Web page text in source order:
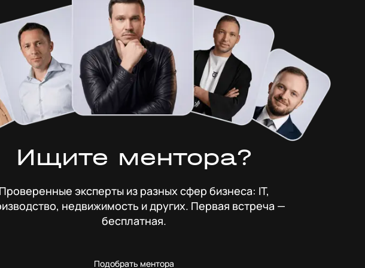
Ищите ментора?
эксперты из разных сфер бизнеса: IT,
недвижимость и других. Первая встреча —
бесплатная.
Подобрать ментора